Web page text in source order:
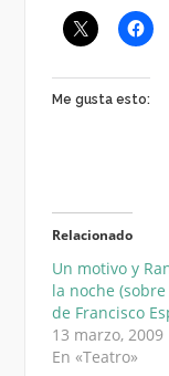
Me gusta esto:
Relacionado
Un motivo y
la noche
de Francisco
13 marzo, 2009
En «Teatro»